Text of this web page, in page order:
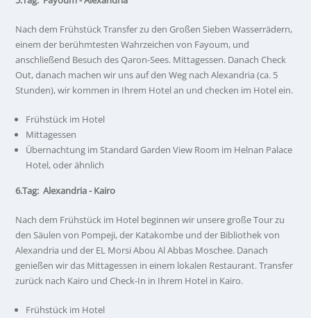
Nach dem Frühstück Transfer zu den Großen Sieben Wasserrädern,
einem der berühmtesten Wahrzeichen von Fayoum, und
anschließend Besuch des Qaron-Sees. Mittagessen. Danach Check
Out, danach machen wir uns auf den Weg nach Alexandria (ca. 5
Stunden), wir kommen in Ihrem Hotel an und checken im Hotel ein.
Frühstück im Hotel
Mittagessen
Übernachtung im Standard Garden View Room im Helnan Palace
Hotel, oder ähnlich
6.Tag: Alexandria - Kairo
Nach dem Frühstück im Hotel beginnen wir unsere große Tour zu
den Säulen von Pompeji, der Katakombe und der Bibliothek von
Alexandria und der EL Morsi Abou Al Abbas Moschee. Danach
genießen wir das Mittagessen in einem lokalen Restaurant. Transfer
zurück nach Kairo und Check-In in Ihrem Hotel in Kairo.
Frühstück im Hotel